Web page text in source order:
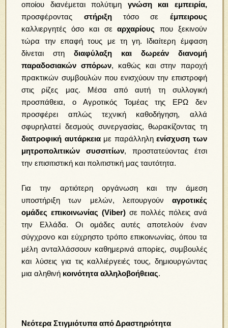
οποίου διανέμεται πολύτιμη γνώση και εμπειρία,
προσφέροντας στήριξητόσο σε έμπειρους
καλλιεργητές όσο και σεαρχαρίουςπου ξεκινούν
τώρα την επαφή τους με τη γη. Ιδιαίτερη έμφαση
δίνεται στηδιαφύλαξη και δωρεάν διανομή
παραδοσιακών σπόρων, καθώς και στην παροχή
πρακτικών συμβουλών που ενισχύουν την επιστροφή
στις ρίζες μας. Μέσα από αυτή τη συλλογική
προσπάθεια, ο Αγροτικός Τομέας της ΕΡΩ δεν
προσφέρει απλώς τεχνική καθοδήγηση, αλλά
σφυρηλατεί δεσμούς συνεργασίας, θωρακίζοντας τη
διατροφική αυτάρκεια με παράλληληενίσχυση των
μητροπολιτικών συσσιτίων, προστατεύοντας έτσι
την επισιτιστική και πολιτιστική μας ταυτότητα.
Για την αρτιότερη οργάνωση και την άμεση
υποστήριξη των μελών, λειτουργούν αγροτικές
ομάδες επικοινωνίας (Viber)σε πολλές πόλεις ανά
την Ελλάδα. Οι ομάδες αυτές αποτελούν έναν
σύγχρονο και εύχρηστο τρόπο επικοινωνίας, όπου τα
μέλη ανταλλάσσουν καθημερινά απορίες, συμβουλές
και λύσεις για τις καλλιέργειές τους, δημιουργώντας
μια αληθινή κοινότητα αλληλοβοήθειας.
Νεότερα Στιγμιότυπα από Δραστηριότητα